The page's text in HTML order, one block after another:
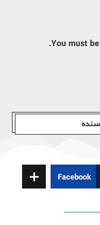
You must
Facebook